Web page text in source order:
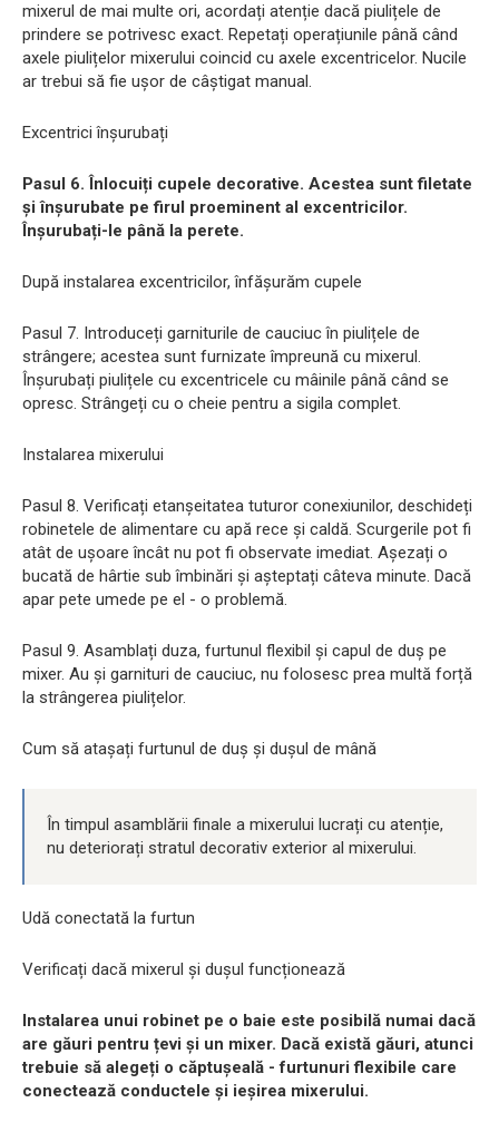
mixerul de mai multe ori, acordați atenție dacă piulițele de
prindere se potrivesc exact. Repetați operațiunile până când
axele piulițelor mixerului coincid cu axele excentricelor. Nucile
ar trebui să fie ușor de câștigat manual.
Excentrici înșurubați
Pasul 6. Înlocuiți cupele decorative. Acestea sunt filetate
și înșurubate pe firul proeminent al excentricilor.
Înșurubați-le până la perete.
După instalarea excentricilor, înfășurăm cupele
Pasul 7. Introduceți garniturile de cauciuc în piulițele de
strângere; acestea sunt furnizate împreună cu mixerul.
Înșurubați piulițele cu excentricele cu mâinile până când se
opresc. Strângeți cu o cheie pentru a sigila complet.
Instalarea mixerului
Pasul 8. Verificați etanșeitatea tuturor conexiunilor, deschideți
robinetele de alimentare cu apă rece și caldă. Scurgerile pot fi
atât de ușoare încât nu pot fi observate imediat. Așezați o
bucată de hârtie sub îmbinări și așteptați câteva minute. Dacă
apar pete umede pe el - o problemă.
Pasul 9. Asamblați duza, furtunul flexibil și capul de duș pe
mixer. Au și garnituri de cauciuc, nu folosesc prea multă forță
la strângerea piulițelor.
Cum să atașați furtunul de duș și dușul de mână
În timpul asamblării finale a mixerului lucrați cu atenție,
nu deteriorați stratul decorativ exterior al mixerului.
Udă conectată la furtun
Verificați dacă mixerul și dușul funcționează
Instalarea unui robinet pe o baie este posibilă numai dacă
are găuri pentru țevi și un mixer. Dacă există găuri, atunci
trebuie să alegeți o căptușeală - furtunuri flexibile care
conectează conductele și ieșirea mixerului.